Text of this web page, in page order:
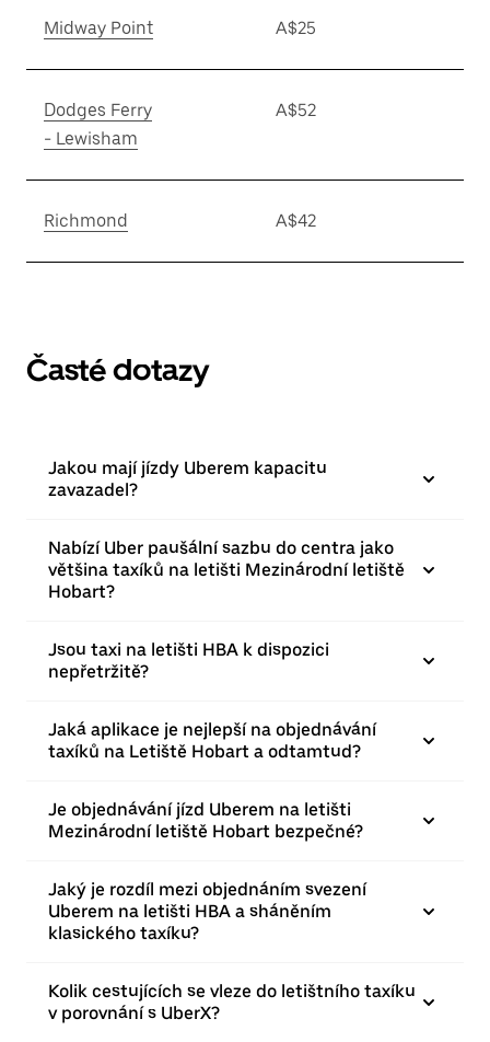
Midway Point A$25
Dodges Ferry
- Lewisham
A$52
Richmond A$42
Časté dotazy
Jakou mají jízdy Uberem kapacitu
zavazadel?
Nabízí Uber paušální sazbu do centra jako
většina taxíků na letišti Mezinárodní letiště
Hobart?
Jsou taxi na letišti HBA k dispozici
nepřetržitě?
Jaká aplikace je nejlepší na objednávání
taxíků na Letiště Hobart a odtamtud?
Je objednávání jízd Uberem na letišti
Mezinárodní letiště Hobart bezpečné?
Jaký je rozdíl mezi objednáním svezení
Uberem na letišti HBA a sháněním
klasického taxíku?
Kolik cestujících se vleze do letištního taxíku
v porovnání s UberX?